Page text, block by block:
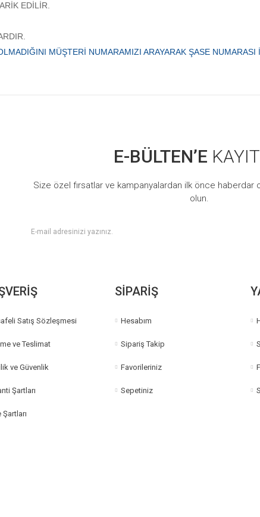
EDİLİR.
MÜŞTERİ NUMARAMIZI ARAYARAK ŞASE
Yorum Yaz
ve diğer konularda yetersiz gördüğünüz noktaları öneri formunu
E-BÜLTEN’E
Size özel fırsatlar ve kampanyalardan ilk önce haberdar
olun.
Satış Sözleşmesi
ve Teslimat
ve Güvenlik
Şartları
Şartları
SİPARİŞ
Hesabım
Sipariş Takip
Favorileriniz
Sepetiniz